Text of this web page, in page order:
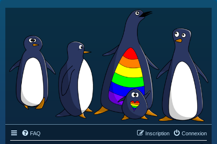
FAQ Connexion
Inscription